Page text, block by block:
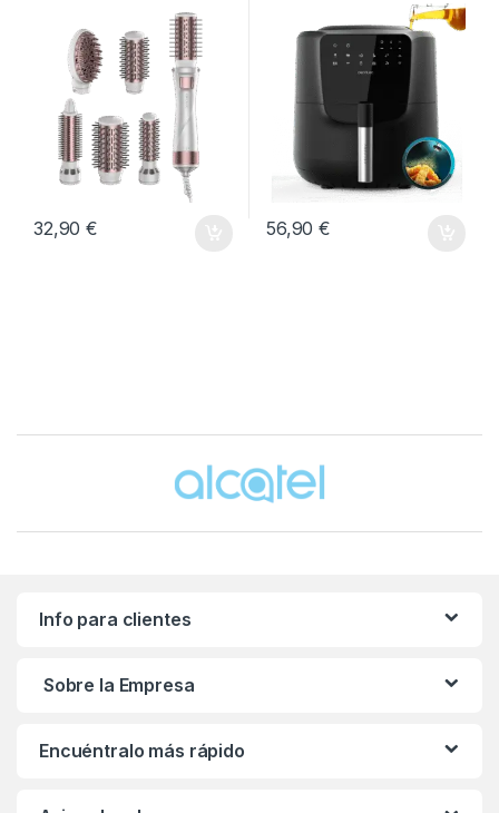
32,90€ 56,90€
Brands Carousel
Info para clientes
Sobre la Empresa
Encuéntralo más rápido